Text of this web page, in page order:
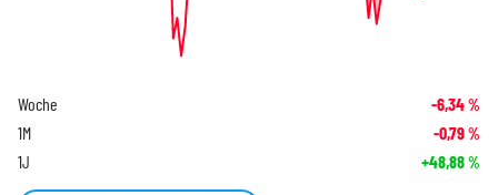
Woche -6,34%
1M -0,79%
1J +48,88%